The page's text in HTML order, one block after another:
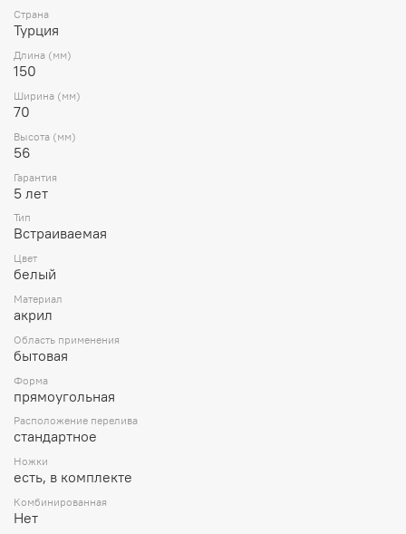
Страна
Турция
Длина (мм)
150
Ширина (мм)
70
Высота (мм)
56
Гарантия
5 лет
Тип
Встраиваемая
Цвет
белый
Материал
акрил
Область применения
бытовая
Форма
прямоугольная
Расположение перелива
стандартное
Ножки
есть, в комплекте
Комбинированная
Нет